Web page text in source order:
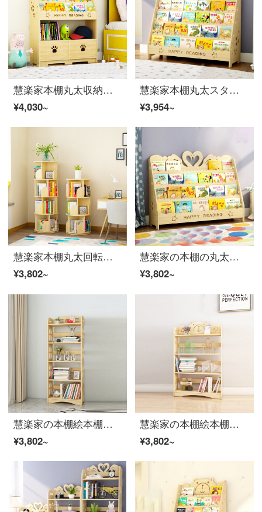
慧楽家本棚丸太収納棚着地棚書斎本箱収納棚収納棚可愛い熊の二階80幅引き出し棚
¥4,030~
慧楽家本棚丸太スタンド学生書棚棚新聞ラック松木置物棚白鳥5階1メートル幅
¥3,954~
慧楽家本棚丸太回転雑誌絵本収納書棚学生書斎シンプル収納三階棚39幅
¥3,802~
慧楽家の本棚の丸太が地面に落ちている書棚の学生書は絵本棚の松木置物棚の白鳥の種類の4階の1メートルの幅を広げています。
¥3,802~
慧楽家の本棚絵本棚書斎五階の実木書棚が床に落ちた本棚棚60幅のシンプルモデルです。
¥3,802~
慧楽家の本棚絵本棚書斎四階建ての木の本の新聞棚が床に落ちています。この棚には80幅の熊の種類があります。
¥3,802~